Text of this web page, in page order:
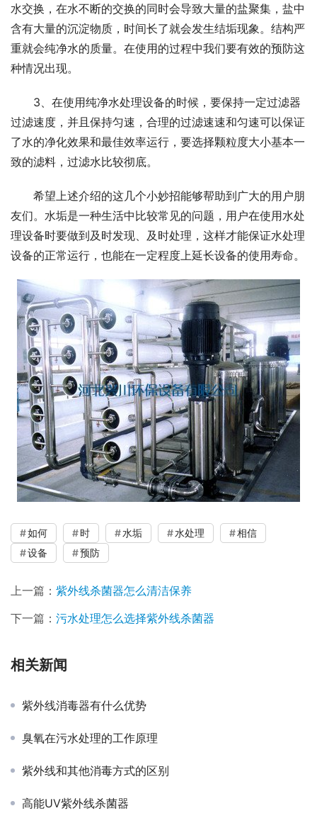
水交换，在水不断的交换的同时会导致大量的盐聚集，盐中
含有大量的沉淀物质，时间长了就会发生结垢现象。结构严
重就会纯净水的质量。在使用的过程中我们要有效的预防这
种情况出现。
3、在使用纯净水处理设备的时候，要保持一定过滤器
过滤速度，并且保持匀速，合理的过滤速速和匀速可以保证
了水的净化效果和最佳效率运行，要选择颗粒度大小基本一
致的滤料，过滤水比较彻底。
希望上述介绍的这几个小妙招能够帮助到广大的用户朋
友们。水垢是一种生活中比较常见的问题，用户在使用水处
理设备时要做到及时发现、及时处理，这样才能保证水处理
设备的正常运行，也能在一定程度上延长设备的使用寿命。
如何 时 水垢 水处理
相信
设备
预防
上一篇： 紫外线杀菌器怎么清洁保养
下一篇： 污水处理怎么选择紫外线杀菌器
相关新闻
紫外线消毒器有什么优势
臭氧在污水处理的工作原理
紫外线和其他消毒方式的区别
高能UV紫外线杀菌器